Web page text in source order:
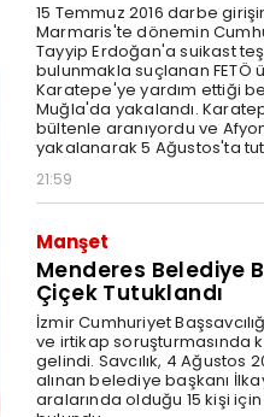
15 Temmuz 2016 darbe
Marmaris'te dönemin
Tayyip Erdoğan'a suikast
bulunmakla suçlanan FETÖ
Karatepe'ye yardım ettiği
Muğla'da yakalandı.
bültenle aranıyordu ve
yakalanarak 5 Ağustos'ta
21:59
Manşet
Menderes Belediye
Çiçek Tutuklandı
İzmir Cumhuriyet
ve irtikap soruşturmasında
gelindi. Savcılık, 4 Ağustos
alınan belediye başkanı
aralarında olduğu 15 kişi